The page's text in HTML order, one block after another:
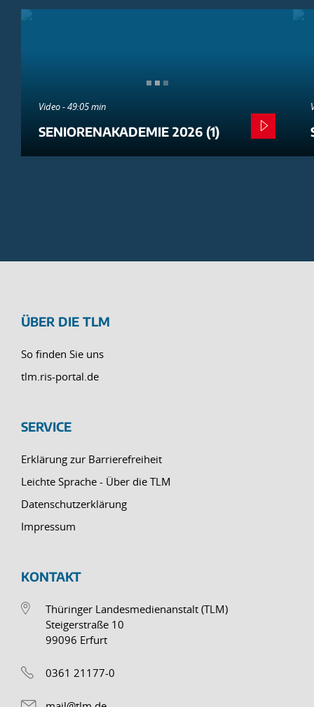
Video - 49:05 min
SENIORENAKADEMIE 2026 (1)
ÜBER DIE TLM
So finden Sie uns
tlm.ris-portal.de
SERVICE
Erklärung zur Barrierefreiheit
Leichte Sprache - Über die TLM
Datenschutzerklärung
Impressum
KONTAKT
Thüringer Landesmedienanstalt (TLM)
Steigerstraße 10
99096 Erfurt
0361 21177-0